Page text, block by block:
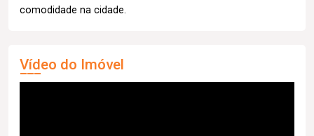
comodidade na cidade.
Vídeo do Imóvel